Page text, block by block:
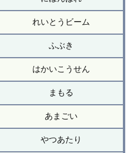
れいとうビーム
ふぶき
はかいこうせん
まもる
あまごい
やつあたり